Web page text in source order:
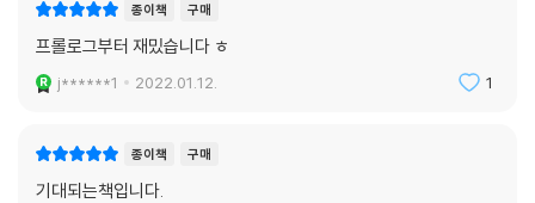
종이책 구매
프롤로그부터 재밌습니다 ㅎ
j******1 2022.01.12. 1
종이책 구매
기대되는책입니다.